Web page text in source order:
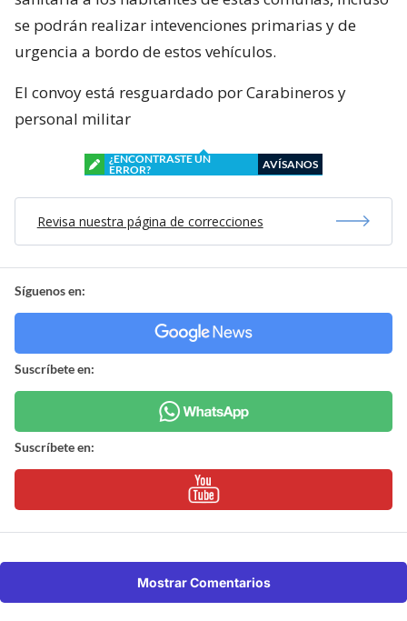
se podrán realizar intevenciones primarias y de
urgencia a bordo de estos vehículos.
El convoy está resguardado por Carabineros y
personal militar
¿ENCONTRASTE UN
ERROR?
AVÍSANOS
Revisa nuestra página de correcciones
Síguenos en:
Suscríbete en:
Suscríbete en:
Mostrar Comentarios